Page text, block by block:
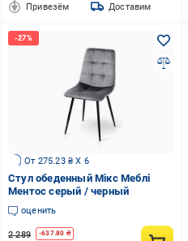
Привезём Доставим
От 275.23 ₴ X 6
Стул обеденный Мікс Меблі
Ментос серый / черный
оценить
2 289 -637.80 ₴